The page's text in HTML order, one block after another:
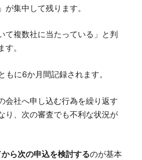
集中して残ります。
て複数社に当たっている」と判
。
もに6か月間記録されます。
会社へ申し込む行為を繰り返す
り、次の審査でも不利な状況が
ら次の申込を検討するのが基本